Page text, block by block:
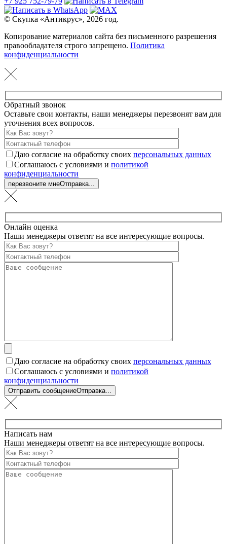
© Скупка «Антикрус», 2026 год.
Копирование материалов сайта без письменного разрешения
правообладателя строго запрещено. Политика
конфиденциальности
Обратный звонок
Оставьте свои контакты, наши менеджеры перезвонят вам для
уточнения всех вопросов.
Даю согласие на обработку своих персональных данных
Соглашаюсь с условиями и политикой
конфиденциальности
перезвоните мнеОтправка...
Онлайн оценка
Наши менеджеры ответят на все интересующие вопросы.
Даю согласие на обработку своих персональных данных
Соглашаюсь с условиями и политикой
конфиденциальности
Отправить сообщениеОтправка...
Написать нам
Наши менеджеры ответят на все интересующие вопросы.